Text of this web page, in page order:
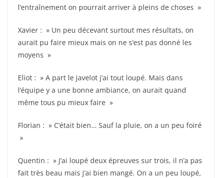
l’entraînement on pourrait arriver à pleins de choses »
Xavier : » Un peu décevant surtout mes résultats, on
aurait pu faire mieux mais on ne s’est pas donné les
moyens »
Eliot : » A part le javelot j’ai tout loupé. Mais dans
l’équipe y a une bonne ambiance, on aurait quand
même tous pu mieux faire »
Florian : » C’était bien… Sauf la pluie, on a un peu foiré
»
Quentin : » J’ai loupé deux épreuves sur trois, il n’a pas
fait très beau mais j’ai bien mangé. On a un peu loupé,